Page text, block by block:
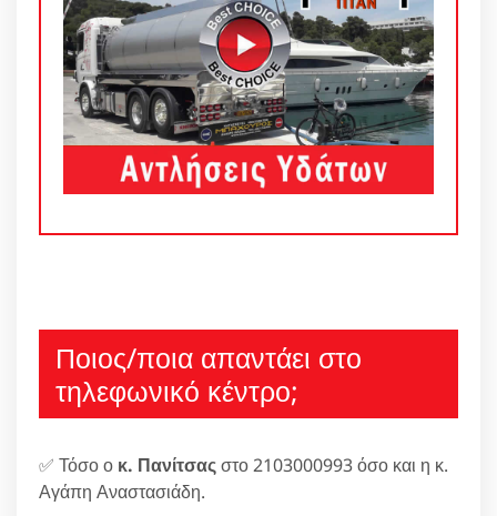
Ποιος/ποια απαντάει στο
τηλεφωνικό κέντρο;
✅ Τόσο ο κ. Πανίτσαςστο 2103000993 όσο και η κ.
Αγάπη Αναστασιάδη.